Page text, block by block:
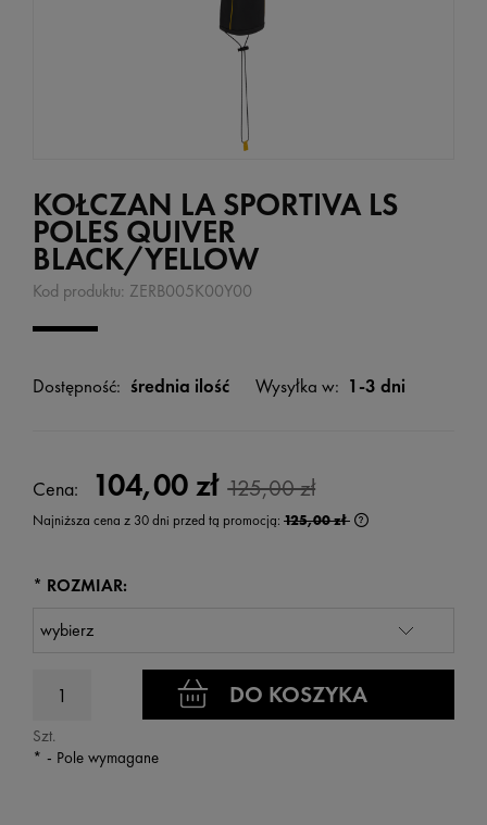
KOŁCZAN LA SPORTIVA LS
POLES QUIVER
BLACK/YELLOW
Kod produktu: ZERB005K00Y00
Dostępność: średnia ilość Wysyłka w: 1-3 dni
Cena: 104,00 zł 125,00 zł
Najniższa cena z 30 dni przed tą promocją: 125,00 zł
* ROZMIAR:
Szt.
DO KOSZYKA
* - Pole wymagane